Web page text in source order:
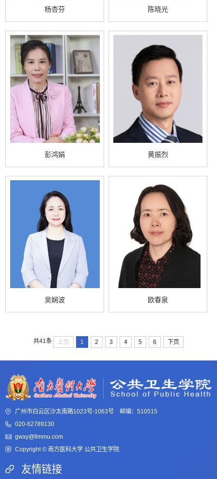
杨杏芬 陈晓光
彭鸿娟 黄振烈
吴娴波 欧春泉
共41条 上页 1 2 3 4 5 6 下页
广州市白云区沙太南路1023号-1063号 邮编：510515
020-62789130
gwxy@fimmu.com
Copyright © 南方医科大学 公共卫生学院
友情链接